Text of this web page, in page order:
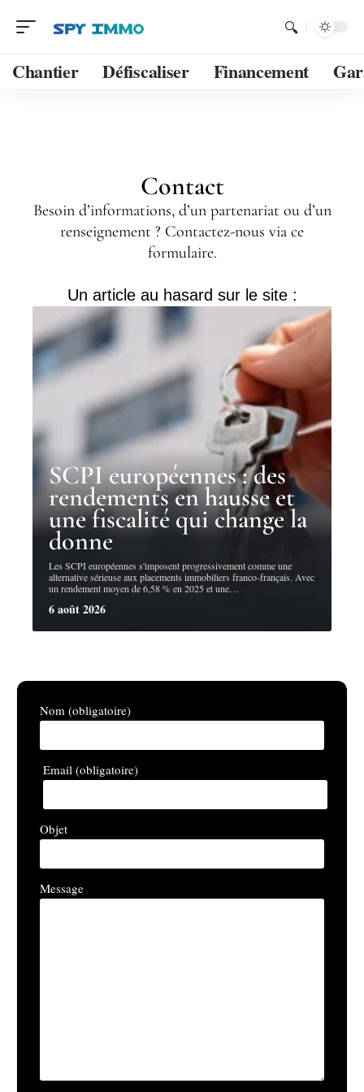
Chantier Défiscaliser Financement
Contact
Besoin d’informations, d’un partenariat ou d’un
renseignement ? Contactez-nous via ce
formulaire.
Un article au hasard sur le site :
SCPI européennes : des
rendements en hausse et
une fiscalité qui change la
donne
Les SCPI européennes s'imposent progressivement comme une
alternative sérieuse aux placements immobiliers franco-français. Avec
un rendement moyen de 6,58 % en 2025 et une
6 août 2026
Nom (obligatoire)
Email (obligatoire)
Objet
Message